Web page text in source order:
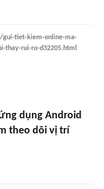
gui-tiet-kiem-online-ma-
thay-rui-ro-d32205.html
dụng Android
theo dõi vị trí